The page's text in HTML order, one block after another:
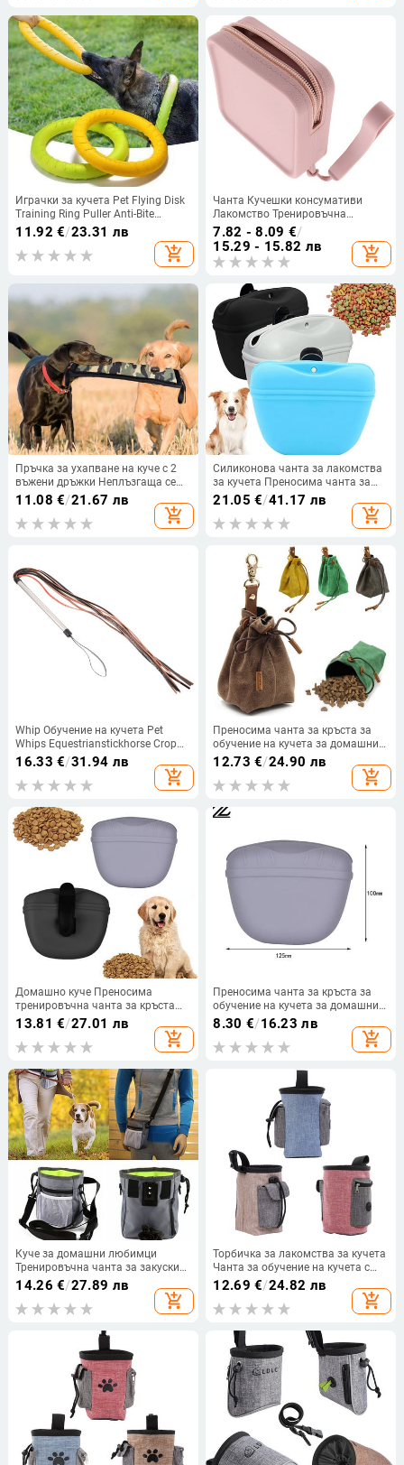
Играчки за кучета Pet Flying Disk
Training Ring Puller Anti-Bite
Floating Interactive Supplies
Играчки за кучета Агресивно
дъвчене
11.92 €/23.31 лв
add_shopping_cart
Чанта Кучешки консумативи
Лакомство Тренировъчна
торбичка Силиконов държач
Лакомства Кучета Чанти
Инструменти
7.82 - 8.09 €/
15.29 - 15.82 лв
add_shopping_cart
Пръчка за ухапване на куче с 2
въжени дръжки Неплъзгаща се
скърцаща със зъби Интерактивна
играчка за игра Обучение на куче
за домашни любимци Играчка с
11.08 €/21.67 лв
add_shopping_cart
Силиконова чанта за лакомства
за кучета Преносима чанта за
кръста за обучение на кучета
Външна хранилка Кученце
Торбичка за закуски Чанта за
Стоки за домашни любимци
21.05 €/41.17 лв
add_shopping_cart
Whip Обучение на кучета Pet
Whips Equestrianstickhorse Crop
Pets Supplies Играчка Шейна
Agitation Riding Pole Puppy Tool
Sticks Jump
16.33 €/31.94 лв
add_shopping_cart
Преносима чанта за кръста за
обучение на кучета за домашни
любимци Торбичка за лакомства
за кучета с шнур Кученца Кучета
Послушание Ловкост Награда
12.73 €/24.90 лв
add_shopping_cart
Домашно куче Преносима
тренировъчна чанта за кръста
Obedience Agility Outdoor Pouch
Snack Feed Storage Puppy
Аксесоари Стоки за кучета
13.81 €/27.01 лв
add_shopping_cart
Преносима чанта за кръста за
обучение на кучета за домашни
любимци, лакомство, закуска,
стръв, кучета, послушание,
ловкост, торбичка за съхранение
храна, награди за кръста
8.30 €/16.23 лв
add_shopping_cart
Куче за домашни любимци
Тренировъчна чанта за закуски
Bait Dog Obedience Agility Outdoor
Pouch Food Bag Dogs Pack Pouch
2020 Fashion
14.26 €/27.89 лв
add_shopping_cart
Торбичка за лакомства за кучета
Чанта за обучение на кучета с
презрамка за през рамо Чанта за
изпражнения Дозатор Чанта за
обучение на лакомства за
любимци
12.69 €/24.82 лв
add_shopping_cart